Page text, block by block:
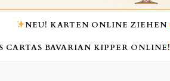
NEU! KARTEN ONLINE ZIEHEN
CARTAS BAVARIAN KIPPER ONLINE!